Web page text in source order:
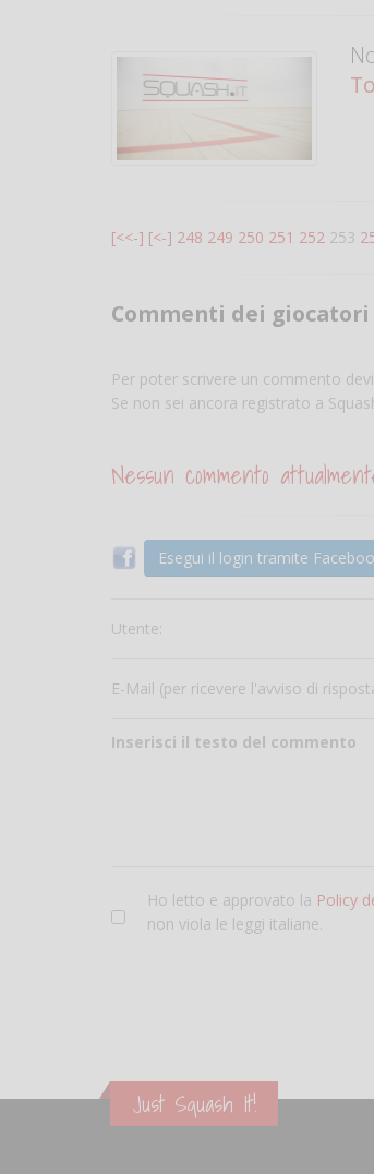
[<<-] [<-] 248 249 250 251 252 253
Commenti dei giocatori
Per poter scrivere un commento
Se non sei ancora registrato a
Nessun commento
Esegui il login tramite
Utente:
E-Mail (per ricevere l'avviso di
Inserisci il testo del commento
Ho letto e approvato la Policy
non viola le leggi italiane.
Just Squash It!